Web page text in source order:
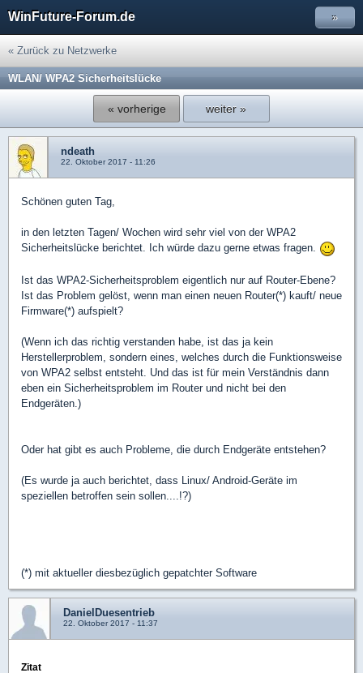
WinFuture-Forum.de »
« Zurück zu Netzwerke
WLAN/ WPA2 Sicherheitslücke
« vorherige weiter »
ndeath
22. Oktober 2017 - 11:26
Schönen guten Tag,
in den letzten Tagen/ Wochen wird sehr viel von der WPA2
Sicherheitslücke berichtet. Ich würde dazu gerne etwas fragen.
Ist das WPA2-Sicherheitsproblem eigentlich nur auf Router-Ebene?
Ist das Problem gelöst, wenn man einen neuen Router(*) kauft/ neue
Firmware(*) aufspielt?
(Wenn ich das richtig verstanden habe, ist das ja kein
Herstellerproblem, sondern eines, welches durch die Funktionsweise
von WPA2 selbst entsteht. Und das ist für mein Verständnis dann
eben ein Sicherheitsproblem im Router und nicht bei den
Endgeräten.)
Oder hat gibt es auch Probleme, die durch Endgeräte entstehen?
(Es wurde ja auch berichtet, dass Linux/ Android-Geräte im
speziellen betroffen sein sollen....!?)
(*) mit aktueller diesbezüglich gepatchter Software
DanielDuesentrieb
22. Oktober 2017 - 11:37
Zitat